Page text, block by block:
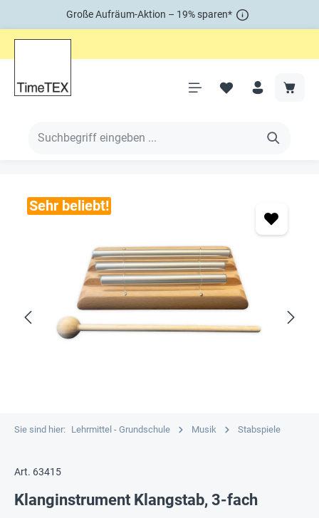
Große Aufräum-Aktion – 19% sparen*
Sehr beliebt!
Sie sind hier: Lehrmittel - Grundschule Musik Stabspiele
Art. 63415
Klanginstrument Klangstab, 3-fach